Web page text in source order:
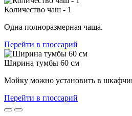
Количество чаш - 1
Одна полноразмерная чаша.
Перейти в глоссарий
Ширина тумбы 60 см
Мойку можно установить в
Перейти в глоссарий